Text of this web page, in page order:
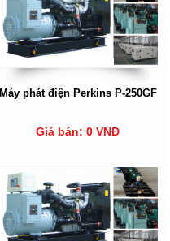
Máy phát điện Perkins P-250GF
Giá bán: 0 VNĐ